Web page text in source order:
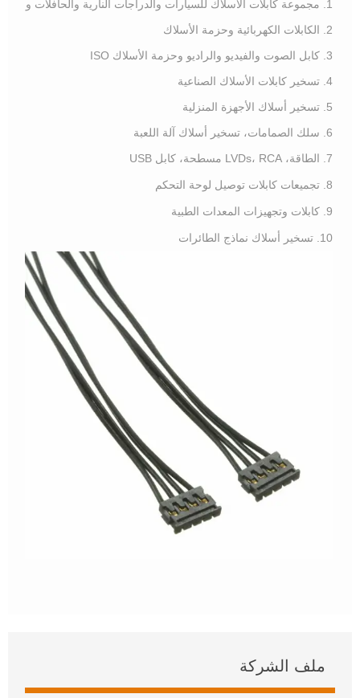
1. مجموعة كابلات الأسلاك للسيارات والدراجات النارية والحافلات والدراجات والشاحنات
2. الكابلات الكهربائية وحزمة الأسلاك
3. كابل الصوت والفيديو والراديو وحزمة الأسلاك ISO
4. تسخير كابلات الأسلاك الصناعية
5. تسخير أسلاك الأجهزة المنزلية
6. سلك الصمامات، تسخير أسلاك آلة اللعبة
7. الطاقة، LVDs، RCA مسطحة، كابل USB
8. تجميعات كابلات توصيل لوحة التحكم
9. كابلات وتجهيزات المعدات الطبية
10. تسخير أسلاك نماذج الطائرات
ملف الشركة